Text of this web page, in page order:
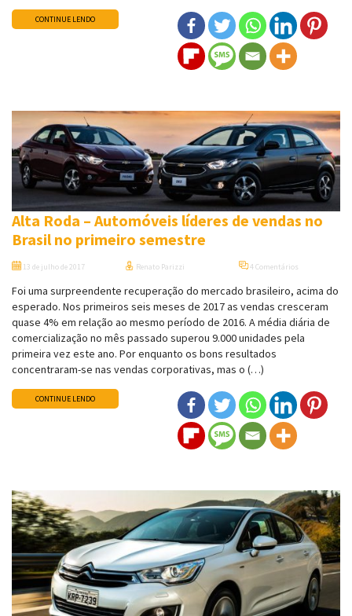
CONTINUE LENDO
Alta Roda – Automóveis líderes de vendas no
Brasil no primeiro semestre
13 de julho de 2017 Renato Parizzi 4 Comentários
Foi uma surpreendente recuperação do mercado brasileiro, acima do
esperado. Nos primeiros seis meses de 2017 as vendas cresceram
quase 4% em relação ao mesmo período de 2016. A média diária de
comercialização no mês passado superou 9.000 unidades pela
primeira vez este ano. Por enquanto os bons resultados
concentraram-se nas vendas corporativas, mas o (…)
CONTINUE LENDO